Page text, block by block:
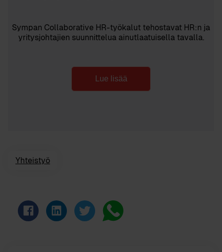
Sympan Collaborative HR-työkalut tehostavat HR:n ja
yritysjohtajien suunnittelua ainutlaatuisella tavalla.
Lue lisää
Yhteistyö